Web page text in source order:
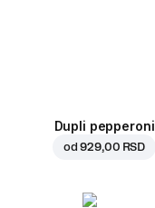
Dupli pepperoni
od929,00 RSD